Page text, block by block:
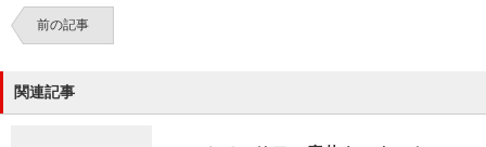
前の記事
関連記事